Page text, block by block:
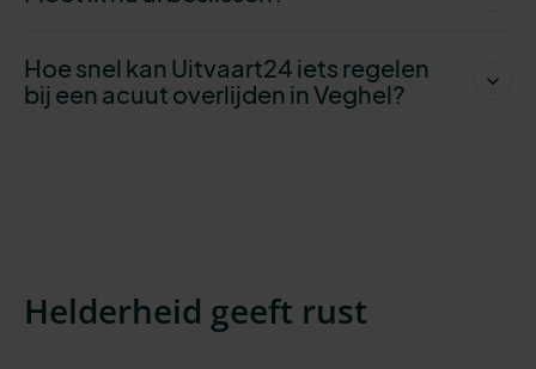
Hoe snel kan Uitvaart24 iets regelen
bij een acuut overlijden in Veghel?
Helderheid geeft rust